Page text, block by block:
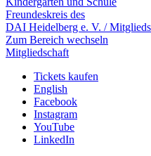
Freundeskreis des
DAI Heidelberg e. V. /
Zum Bereich wechseln
Mitgliedschaft
Tickets kaufen
English
Facebook
Instagram
YouTube
LinkedIn